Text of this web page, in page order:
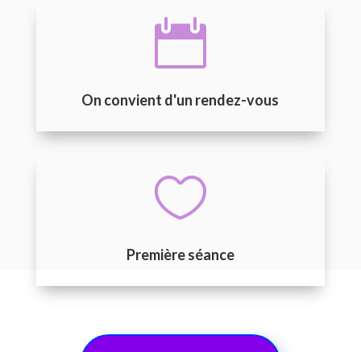

On convient d'un rendez-vous

Première séance